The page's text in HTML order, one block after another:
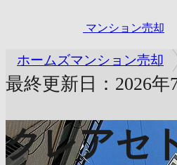
マンション売却
ホームズマンション売却
最終更新日：2026年
クレアセ